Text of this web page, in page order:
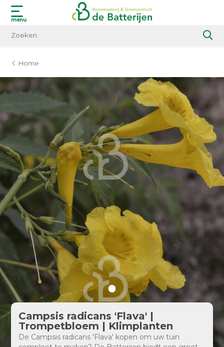
menu
Home
Campsis radicans 'Flava' |
Trompetbloem | Klimplanten
De Campsis radicans 'Flava' kopen om uw tuin